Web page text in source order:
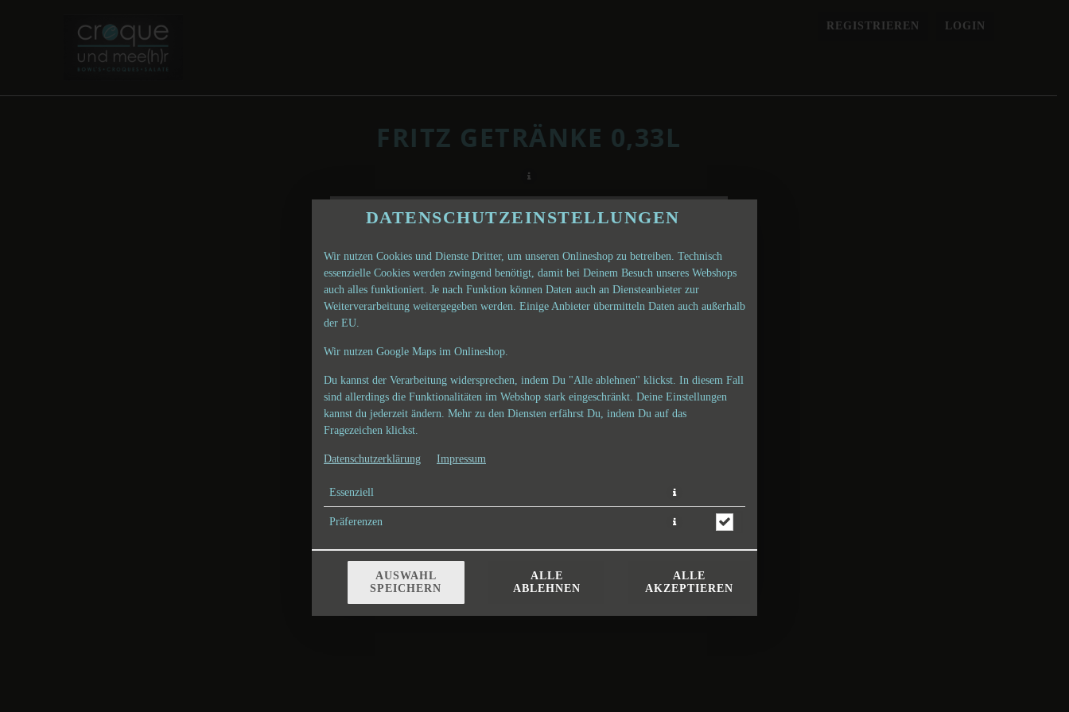
REGISTRIEREN LOGIN
FRITZ GETRÄNKE 0,33L
* Die Preise können nach Auswahl des Stores variieren.
DATENSCHUTZEINSTELLUNGEN
Wir nutzen Cookies und Dienste Dritter, um unseren Onlineshop zu betreiben. Technisch
essenzielle Cookies werden zwingend benötigt, damit bei Deinem Besuch unseres Webshops
auch alles funktioniert. Je nach Funktion können Daten auch an Diensteanbieter zur
Weiterverarbeitung weitergegeben werden. Einige Anbieter übermitteln Daten auch außerhalb
der EU.
Wir nutzen Google Maps im Onlineshop.
Du kannst der Verarbeitung widersprechen, indem Du "Alle ablehnen" klickst. In diesem Fall
sind allerdings die Funktionalitäten im Webshop stark eingeschränkt. Deine Einstellungen
kannst du jederzeit ändern. Mehr zu den Diensten erfährst Du, indem Du auf das
Fragezeichen klickst.
Datenschutzerklärung Impressum
Essenziell
Präferenzen
AUSWAHL
SPEICHERN
ALLE
ABLEHNEN
ALLE
AKZEPTIEREN